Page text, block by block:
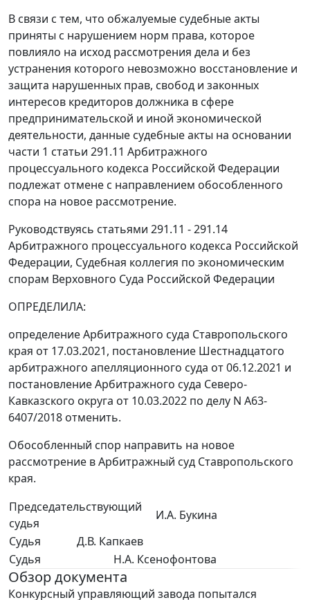
В связи с тем, что обжалуемые судебные акты
приняты с нарушением норм права, которое
повлияло на исход рассмотрения дела и без
устранения которого невозможно восстановление и
защита нарушенных прав, свобод и законных
интересов кредиторов должника в сфере
предпринимательской и иной экономической
деятельности, данные судебные акты на основании
части 1 статьи 291.11 Арбитражного
процессуального кодекса Российской Федерации
подлежат отмене с направлением обособленного
спора на новое рассмотрение.
Руководствуясь статьями 291.11 - 291.14
Арбитражного процессуального кодекса Российской
Федерации, Судебная коллегия по экономическим
спорам Верховного Суда Российской Федерации
ОПРЕДЕЛИЛА:
определение Арбитражного суда Ставропольского
края от 17.03.2021, постановление Шестнадцатого
арбитражного апелляционного суда от 06.12.2021 и
постановление Арбитражного суда Северо-
Кавказского округа от 10.03.2022 по делу N А63-
6407/2018 отменить.
Обособленный спор направить на новое
рассмотрение в Арбитражный суд Ставропольского
края.
Председательствующий
судья
И.А. Букина
Судья
Д.В. Капкаев
Судья
Н.А. Ксенофонтова
Обзор документа
Конкурсный управляющий завода попытался